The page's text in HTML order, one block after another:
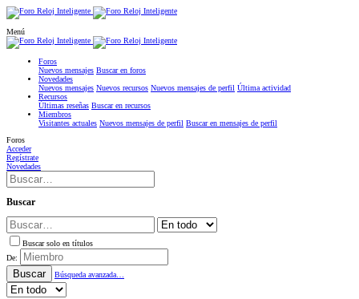
Menú
Foros
Nuevos mensajes Buscar en foros
Novedades
Nuevos mensajes Nuevos recursos Nuevos mensajes de perfil Última actividad
Recursos
Últimas reseñas Buscar en recursos
Miembros
Visitantes actuales Nuevos mensajes de perfil Buscar en mensajes de perfil
Foros
Acceder
Regístrate
Novedades
Buscar
Buscar solo en títulos
De:
Buscar Búsqueda avanzada…